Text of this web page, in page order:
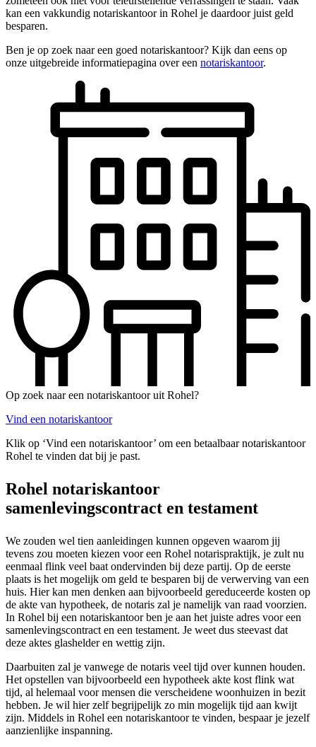
kan een vakkundig notariskantoor in Rohel je daardoor juist geld
besparen.
Ben je op zoek naar een goed notariskantoor? Kijk dan eens op
onze uitgebreide informatiepagina over een notariskantoor.
Op zoek naar een notariskantoor uit Rohel?
Vind een notariskantoor
Klik op ‘Vind een notariskantoor’ om een betaalbaar notariskantoor
Rohel te vinden dat bij je past.
Rohel notariskantoor
samenlevingscontract en testament
We zouden wel tien aanleidingen kunnen opgeven waarom jij
tevens zou moeten kiezen voor een Rohel notarispraktijk, je zult nu
eenmaal flink veel baat ondervinden bij deze partij. Op de eerste
plaats is het mogelijk om geld te besparen bij de verwerving van een
huis. Hier kan men denken aan bijvoorbeeld gereduceerde kosten op
de akte van hypotheek, de notaris zal je namelijk van raad voorzien.
In Rohel bij een notariskantoor ben je aan het juiste adres voor een
samenlevingscontract en een testament. Je weet dus steevast dat
deze aktes glashelder en wettig zijn.
Daarbuiten zal je vanwege de notaris veel tijd over kunnen houden.
Het opstellen van bijvoorbeeld een hypotheek akte kost flink wat
tijd, al helemaal voor mensen die verscheidene woonhuizen in bezit
hebben. Je wil hier zelf begrijpelijk zo min mogelijk tijd aan kwijt
zijn. Middels in Rohel een notariskantoor te vinden, bespaar je jezelf
aanzienlijke inspanning.